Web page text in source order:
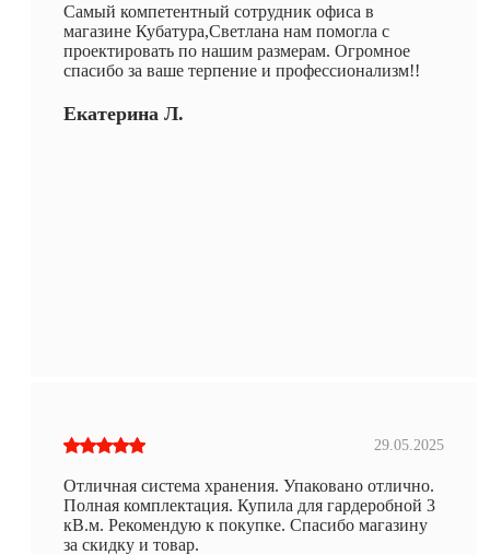
Самый компетентный сотрудник офиса в
магазине Кубатура,Светлана нам помогла с
проектировать по нашим размерам. Огромное
спасибо за ваше терпение и профессионализм!!
Екатерина Л.
29.05.2025
Отличная система хранения. Упаковано отлично.
Полная комплектация. Купила для гардеробной 3
кВ.м. Рекомендую к покупке. Спасибо магазину
за скидку и товар.